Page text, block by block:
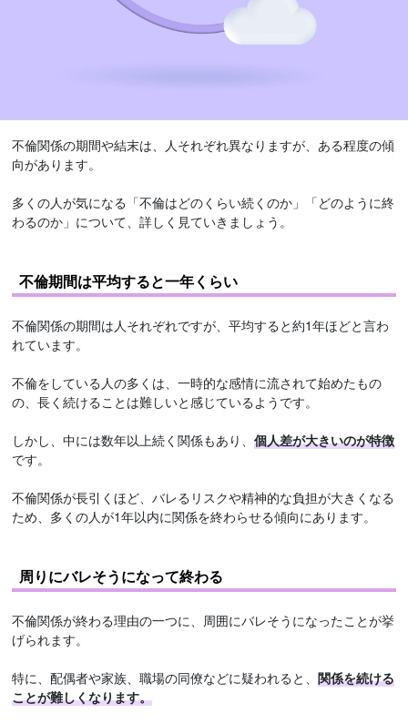
不倫関係の期間や結末は、人それぞれ異なりますが、ある程度の傾
向があります。
多くの人が気になる「不倫はどのくらい続くのか」「どのように終
わるのか」について、詳しく見ていきましょう。
不倫期間は平均すると一年くらい
不倫関係の期間は人それぞれですが、平均すると約1年ほどと言わ
れています。
不倫をしている人の多くは、一時的な感情に流されて始めたもの
の、長く続けることは難しいと感じているようです。
しかし、中には数年以上続く関係もあり、個人差が大きいのが特徴
です。
不倫関係が長引くほど、バレるリスクや精神的な負担が大きくなる
ため、多くの人が1年以内に関係を終わらせる傾向にあります。
周りにバレそうになって終わる
不倫関係が終わる理由の一つに、周囲にバレそうになったことが挙
げられます。
特に、配偶者や家族、職場の同僚などに疑われると、関係を続ける
ことが難しくなります。